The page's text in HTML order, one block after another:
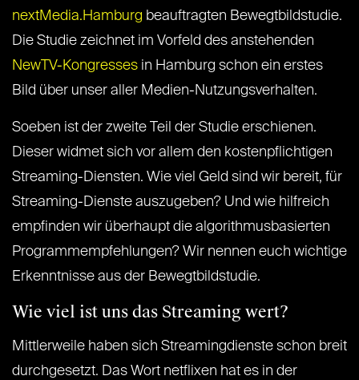
nextMedia.Hamburg beauftragten Bewegtbildstudie.
Die Studie zeichnet im Vorfeld des anstehenden
NewTV-Kongresses in Hamburg schon ein erstes
Bild über unser aller Medien-Nutzungsverhalten.
Soeben ist der zweite Teil der Studie erschienen.
Dieser widmet sich vor allem den kostenpflichtigen
Streaming-Diensten. Wie viel Geld sind wir bereit, für
Streaming-Dienste auszugeben? Und wie hilfreich
empfinden wir überhaupt die algorithmusbasierten
Programmempfehlungen? Wir nennen euch wichtige
Erkenntnisse aus der Bewegtbildstudie.
Wie viel ist uns das Streaming wert?
Mittlerweile haben sich Streamingdienste schon breit
durchgesetzt. Das Wort netflixen hat es in der